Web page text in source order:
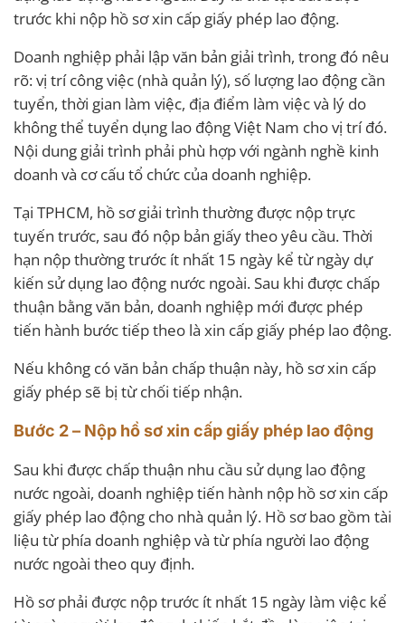
trước khi nộp hồ sơ xin cấp giấy phép lao động.
Doanh nghiệp phải lập văn bản giải trình, trong đó nêu
rõ: vị trí công việc (nhà quản lý), số lượng lao động cần
tuyển, thời gian làm việc, địa điểm làm việc và lý do
không thể tuyển dụng lao động Việt Nam cho vị trí đó.
Nội dung giải trình phải phù hợp với ngành nghề kinh
doanh và cơ cấu tổ chức của doanh nghiệp.
Tại TPHCM, hồ sơ giải trình thường được nộp trực
tuyến trước, sau đó nộp bản giấy theo yêu cầu. Thời
hạn nộp thường trước ít nhất 15 ngày kể từ ngày dự
kiến sử dụng lao động nước ngoài. Sau khi được chấp
thuận bằng văn bản, doanh nghiệp mới được phép
tiến hành bước tiếp theo là xin cấp giấy phép lao động.
Nếu không có văn bản chấp thuận này, hồ sơ xin cấp
giấy phép sẽ bị từ chối tiếp nhận.
Bước 2 – Nộp hồ sơ xin cấp giấy phép lao động
Sau khi được chấp thuận nhu cầu sử dụng lao động
nước ngoài, doanh nghiệp tiến hành nộp hồ sơ xin cấp
giấy phép lao động cho nhà quản lý. Hồ sơ bao gồm tài
liệu từ phía doanh nghiệp và từ phía người lao động
nước ngoài theo quy định.
Hồ sơ phải được nộp trước ít nhất 15 ngày làm việc kể